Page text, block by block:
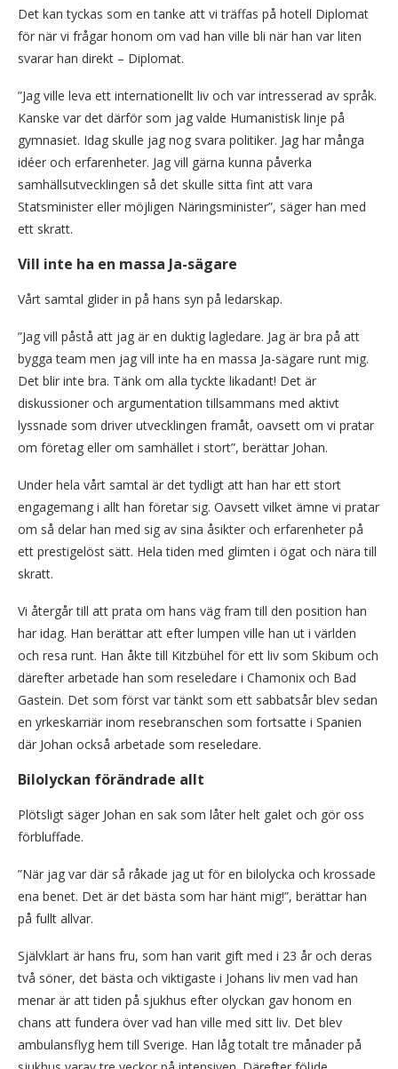
Det kan tyckas som en tanke att vi träffas på hotell Diplomat
för när vi frågar honom om vad han ville bli när han var liten
svarar han direkt – Diplomat.
”Jag ville leva ett internationellt liv och var intresserad av språk.
Kanske var det därför som jag valde Humanistisk linje på
gymnasiet. Idag skulle jag nog svara politiker. Jag har många
idéer och erfarenheter. Jag vill gärna kunna påverka
samhällsutvecklingen så det skulle sitta fint att vara
Statsminister eller möjligen Näringsminister”, säger han med
ett skratt.
Vill inte ha en massa Ja-sägare
Vårt samtal glider in på hans syn på ledarskap.
”Jag vill påstå att jag är en duktig lagledare. Jag är bra på att
bygga team men jag vill inte ha en massa Ja-sägare runt mig.
Det blir inte bra. Tänk om alla tyckte likadant! Det är
diskussioner och argumentation tillsammans med aktivt
lyssnade som driver utvecklingen framåt, oavsett om vi pratar
om företag eller om samhället i stort”, berättar Johan.
Under hela vårt samtal är det tydligt att han har ett stort
engagemang i allt han företar sig. Oavsett vilket ämne vi pratar
om så delar han med sig av sina åsikter och erfarenheter på
ett prestigelöst sätt. Hela tiden med glimten i ögat och nära till
skratt.
Vi återgår till att prata om hans väg fram till den position han
har idag. Han berättar att efter lumpen ville han ut i världen
och resa runt. Han åkte till Kitzbühel för ett liv som Skibum och
därefter arbetade han som reseledare i Chamonix och Bad
Gastein. Det som först var tänkt som ett sabbatsår blev sedan
en yrkeskarriär inom resebranschen som fortsatte i Spanien
där Johan också arbetade som reseledare.
Bilolyckan förändrade allt
Plötsligt säger Johan en sak som låter helt galet och gör oss
förbluffade.
”När jag var där så råkade jag ut för en bilolycka och krossade
ena benet. Det är det bästa som har hänt mig!”, berättar han
på fullt allvar.
Självklart är hans fru, som han varit gift med i 23 år och deras
två söner, det bästa och viktigaste i Johans liv men vad han
menar är att tiden på sjukhus efter olyckan gav honom en
chans att fundera över vad han ville med sitt liv. Det blev
ambulansflyg hem till Sverige. Han låg totalt tre månader på